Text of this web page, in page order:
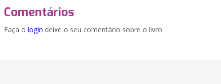
Comentários
Faça o login deixe o seu comentário sobre o livro.